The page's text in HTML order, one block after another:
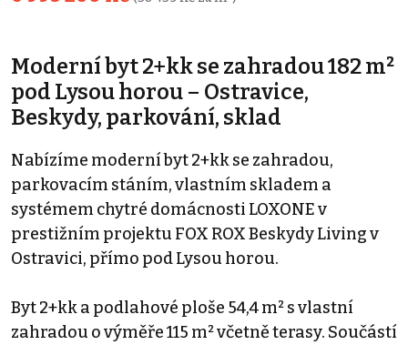
Moderní byt 2+kk se zahradou 182 m²
pod Lysou horou – Ostravice,
Beskydy, parkování, sklad
Nabízíme moderní byt 2+kk se zahradou,
parkovacím stáním, vlastním skladem a
systémem chytré domácnosti LOXONE v
prestižním projektu FOX ROX Beskydy Living v
Ostravici, přímo pod Lysou horou.
Byt 2+kk a podlahové ploše 54,4 m² s vlastní
zahradou o výměře 115 m² včetně terasy. Součástí